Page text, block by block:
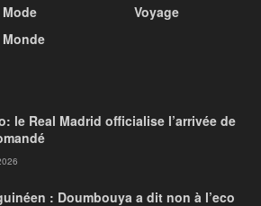
Mode
Monde
Voyage
le Real Madrid officialise l’arrivée de
: Doumbouya a dit non à l’eco